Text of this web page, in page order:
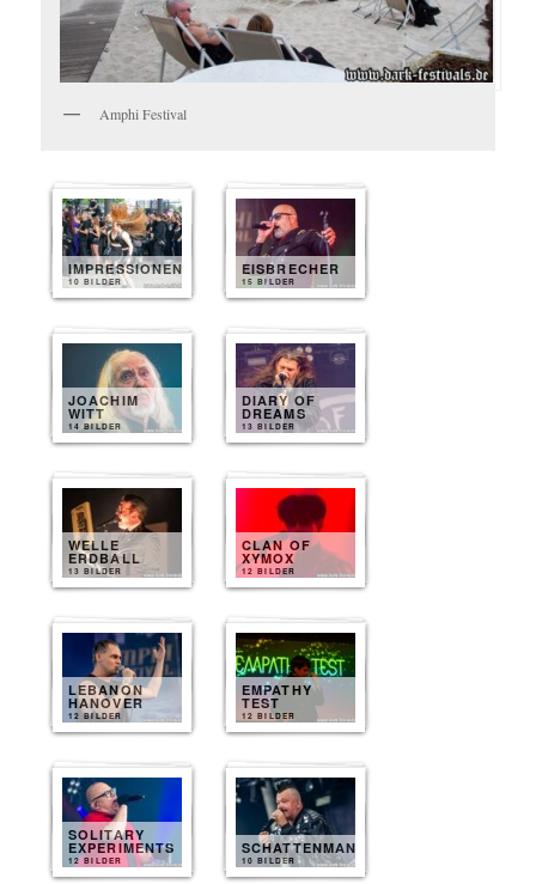
Amphi Festival
IMPRESSIONEN
10 BILDER
EISBRECHER
15 BILDER
JOACHIM
WITT
14 BILDER
DIARY OF
DREAMS
13 BILDER
WELLE
ERDBALL
13 BILDER
CLAN OF
XYMOX
12 BILDER
LEBANON
HANOVER
12 BILDER
EMPATHY
TEST
12 BILDER
SOLITARY
EXPERIMENTS
12 BILDER
SCHATTENMANN
10 BILDER